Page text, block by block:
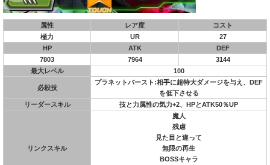
属性 レア度
コスト
極力
UR
27
HP
ATK
DEF
7803
7964
3144
最大レベル
100
必殺技
プラネットバースト:相手に超特大ダメージを与え、DEF
を低下させる
リーダースキル
技と力属性の気力+2、HPとATK50％UP
リンクスキル
魔人
残虐
見た目と違って
無限の再生
BOSSキャラ